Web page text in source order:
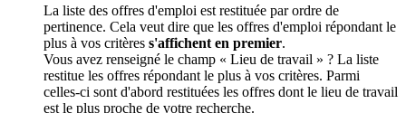
La liste des offres d'emploi est restituée par ordre de
pertinence. Cela veut dire que les offres d'emploi répondant le
plus à vos critères s'affichent en premier.
Vous avez renseigné le champ « Lieu de travail » ? La liste
restitue les offres répondant le plus à vos critères. Parmi
celles-ci sont d'abord restituées les offres dont le lieu de travail
est le plus proche de votre recherche.